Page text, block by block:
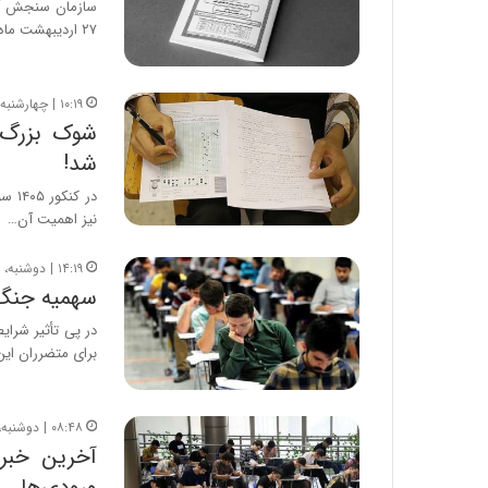
۲۷ اردیبهشت ماه منحصراً از طریق…
۱۰:۱۹ | چهارشنبه، ۲۳ اردیبهشت ۱۴۰۵
شد!
نیز اهمیت آن…
۱۴:۱۹ | دوشنبه، ۲۱ اردیبهشت ۱۴۰۵
سهمیه جنگ به
برای متضرران
۰۸:۴۸ | دوشنبه، ۲۱ اردیبهشت ۱۴۰۵